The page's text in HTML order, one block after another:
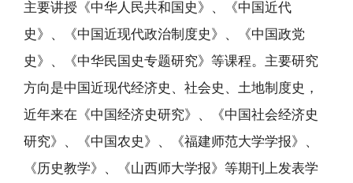
主要讲授《中华人民共和国史》、《中国近代
史》、《中国近现代政治制度史》、《中国政党
史》、《中华民国史专题研究》等课程。主要研究
方向是中国近现代经济史、社会史、土地制度史，
近年来在《中国经济史研究》、《中国社会经济史
研究》、《中国农史》、《福建师范大学学报》、
《历史教学》、《山西师大学报》等期刊上发表学